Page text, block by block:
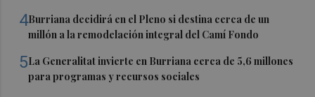
4Burriana decidirá en el Pleno si destina cerca de un
millón a la remodelación integral del Camí Fondo
5La Generalitat invierte en Burriana cerca de 5,6 millones
para programas y recursos sociales